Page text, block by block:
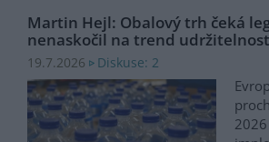
Martin Hejl: Obalový trh čeká
nenaskočil na trend
19.7.2026 Diskuse: 2